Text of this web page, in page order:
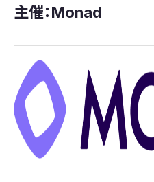
主催：Monad